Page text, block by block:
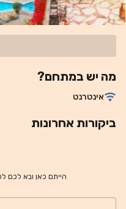
מה יש במתחם?
אינטרנט
ביקורות אחרונות
הייתם כאן ובא לכם